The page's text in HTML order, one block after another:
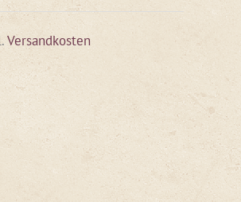
Versandkosten